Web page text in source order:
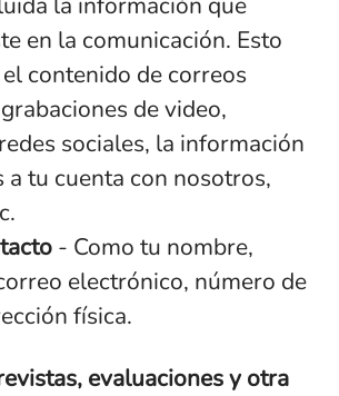
en la comunicación. Esto
contenido de correos
de video,
sociales, la información
a tu cuenta con nosotros,
- Como tu nombre,
electrónico, número de
física.
evaluaciones y otra